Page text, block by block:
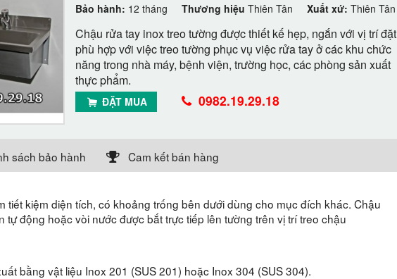
Bảo hành: 12 tháng Thương hiệu Thiên Tân Xuất xứ: Thiên Tân
Chậu rửa tay inox treo tường được thiết kế hẹp, ngắn với vị trí đặt
phù hợp với việc treo tường phục vụ việc rửa tay ở các khu chức
năng trong nhà máy, bệnh viện, trường học, các phòng sản xuất
thực phẩm.
ĐẶT MUA 0982.19.29.18
sách bảo hành Cam kết bán hàng
tiết kiệm diện tích, có khoảng trống bên dưới dùng cho mục đích khác. Chậu
tự động hoặc vòi nước được bắt trực tiếp lên tường trên vị trí treo chậu
bằng vật liệu Inox 201 (SUS 201) hoặc Inox 304 (SUS 304).